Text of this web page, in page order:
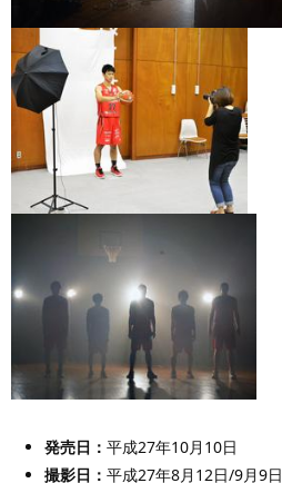
発売日： 平成27年10月10日
撮影日： 平成27年8月12日/9月9日